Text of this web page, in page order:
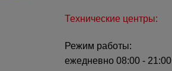
Технические центры:
Режим работы:
ежедневно 08:00 - 21:00